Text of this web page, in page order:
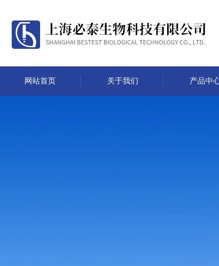
网站首页 关于我们 产品中